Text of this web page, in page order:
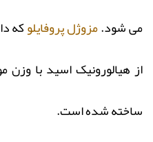
می شود.مزوژل پروفایلوکه
از هیالورونیک اسید با وزن
ساخته شده است.